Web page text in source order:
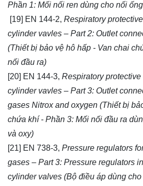
Phần 1: Mối nối ren dùng cho nối
[19] EN 144-2, Respiratory
cylinder vavles – Part 2: Outlet
(Thiết bị bảo vệ hô hấp - Van chai
nối đầu ra)
[20] EN 144-3, Respiratory
cylinder vavles – Part 3: Outlet
gases Nitrox and oxygen (Thiết bị
chứa khí - Phần 3: Mối nối đầu ra
và oxy)
[21] EN 738-3, Pressure regulators
gases – Part 3: Pressure regulators
cylinder valves (Bộ điều áp dùng